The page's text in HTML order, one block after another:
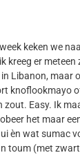
keken we
er meteen
Libanon, maar
knoflookmayo
Easy. Ik
het maar
èn wat sumac
toum (met